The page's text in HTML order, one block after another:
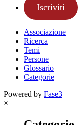
Iscriviti
Associazione
Ricerca
Temi
Persone
Glossario
Categorie
Powered by Fase3
×